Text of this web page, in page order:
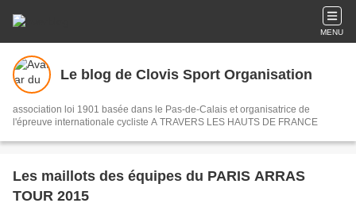
MENU
Le blog de Clovis Sport Organisation
association loi 1901 basée dans le Pas-de-Calais et organisatrice de
l'épreuve internationale cycliste A TRAVERS LES HAUTS DE FRANCE
Les maillots des équipes du PARIS ARRAS
TOUR 2015